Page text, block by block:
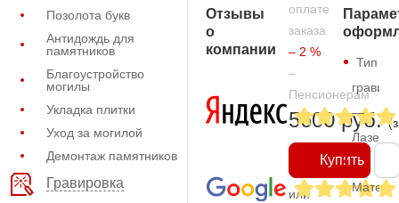
Позолота букв
Антидождь для
памятников
Благоустройство
могилы
Укладка плитки
Уход за могилой
Демонтаж памятников
Гравировка
Отзывы
о
компании
оплате
заказа
– 2 %
–
Пенсионерам
5600 руб.
Купить
или
Тип
—